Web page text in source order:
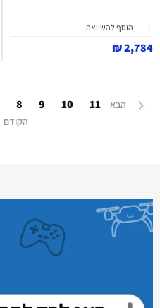
הוסף להשוואה
2,784 ₪
הבא 11
10
9
8
הקודם